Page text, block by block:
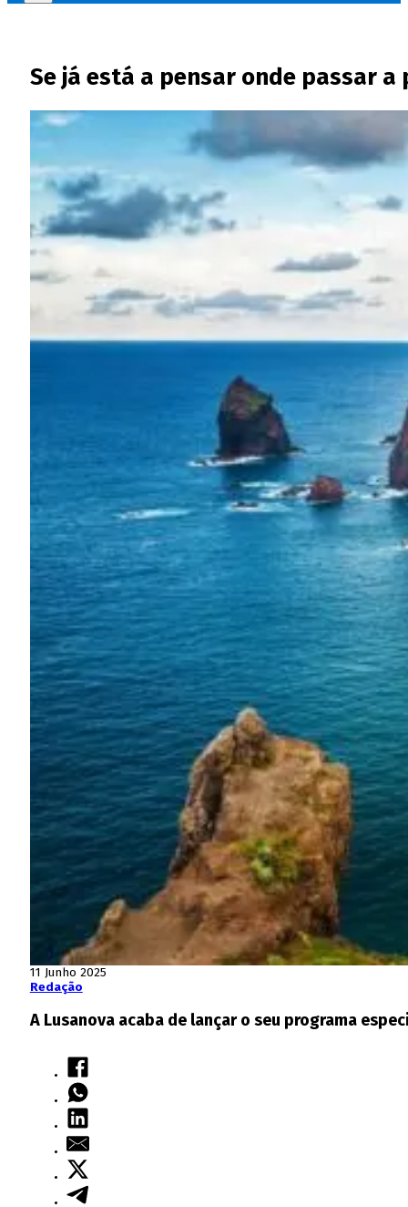
Se já está a pensar onde passar
11 Junho 2025
Redação
A Lusanova acaba de lançar o seu programa